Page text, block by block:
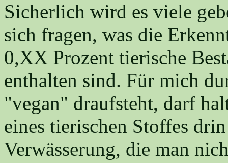
Sicherlich wird es viele
sich fragen, was die
0,XX Prozent tierische
enthalten sind. Für mich
"vegan" draufsteht, darf
eines tierischen Stoffes
Verwässerung, die man